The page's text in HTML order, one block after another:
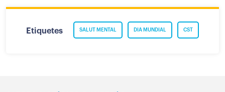
Etiquetes CST
DIA MUNDIAL
SALUT MENTAL